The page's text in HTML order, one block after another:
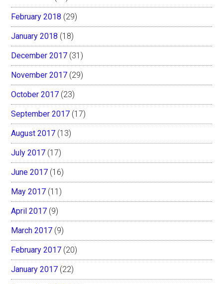
February 2018 (29)
January 2018 (18)
December 2017 (31)
November 2017 (29)
October 2017 (23)
September 2017 (17)
August 2017 (13)
July 2017 (17)
June 2017 (16)
May 2017 (11)
April 2017 (9)
March 2017 (9)
February 2017 (20)
January 2017 (22)